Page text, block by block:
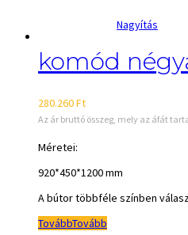
Nagyítás
komód
280.260Ft
Az ár bruttó összeg, mely az áfát
Méretei:
920*450*1200 mm
A bútor többféle színben
TovábbTovább